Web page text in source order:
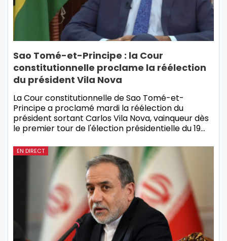
Sao Tomé-et-Principe : la Cour
constitutionnelle proclame la réélection
du président Vila Nova
La Cour constitutionnelle de Sao Tomé-et-
Principe a proclamé mardi la réélection du
président sortant Carlos Vila Nova, vainqueur dès
le premier tour de l'élection présidentielle du 19…
EN DIRECT